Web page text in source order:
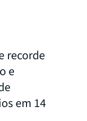
recorde
e
em 14